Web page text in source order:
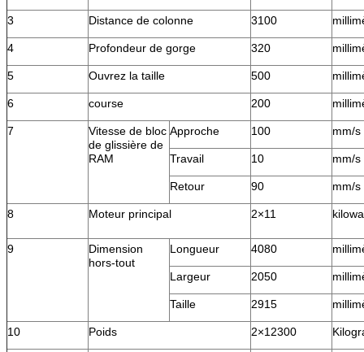
3 Distance de colonne 3100
4 Profondeur de gorge 320
5 Ouvrez la taille 500
6 course 200
7
Vitesse de bloc
de glissière de
RAM
Approche 100 mm/s
Travail 10 mm/s
Retour 90 mm/s
8 Moteur principal 2×11
9
Dimension
hors-tout
Longueur 4080
Largeur 2050
Taille 2915
10 Poids 2×12300